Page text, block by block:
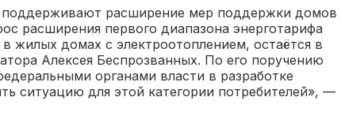
расширение мер поддержки домов
расширения первого диапазона энерготарифа
жилых домах с электроотоплением, остаётся в
Алексея Беспрозванных. По его поручению
органами власти в разработке
ситуацию для этой категории потребителей», —